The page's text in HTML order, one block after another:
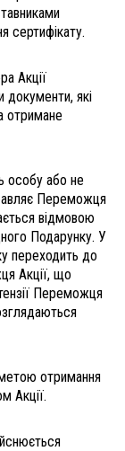
сертифікату.
Акції
які
отримане
особу або не
Переможця
відмовою
Подарунку. У
переходить до
Акції, що
Переможця
отримання
Акції.